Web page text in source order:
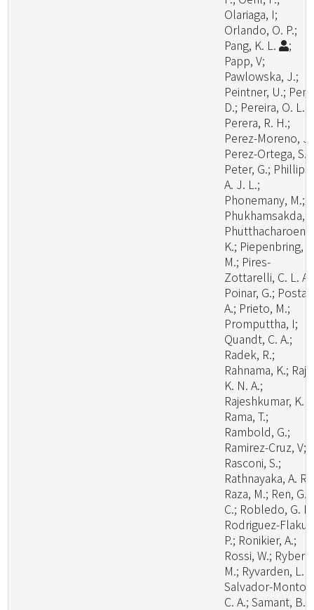
Olariaga, I;
Orlando, O. P.;
Pang, K. L.
;
Papp, V;
Pawlowska, J.;
Peintner, U.;
D.; Pereira, O. L.;
Perera, R. H.;
Perez-Moreno,
Perez-Ortega, S.;
Peter, G.; Phillips,
A. J. L.;
Phonemany, M.;
Phukhamsakda,
Phutthacharoen,
K.; Piepenbring,
M.; Pires-
Zottarelli, C. L. A.;
Poinar, G.; Posta,
A.; Prieto, M.;
Promputtha, I;
Quandt, C. A.;
Radek, R.;
Rahnama, K.; Raj,
K. N. A.;
Rajeshkumar, K.
Rama, T.;
Rambold, G.;
Ramirez-Cruz, V;
Rasconi, S.;
Rathnayaka, A. R.;
Raza, M.; Ren, G.
C.; Robledo, G.
Rodriguez-
P.; Ronikier, A.;
Rossi, W.; Ryberg,
M.; Ryvarden, L.
Salvador-
C. A.; Samant, B.;